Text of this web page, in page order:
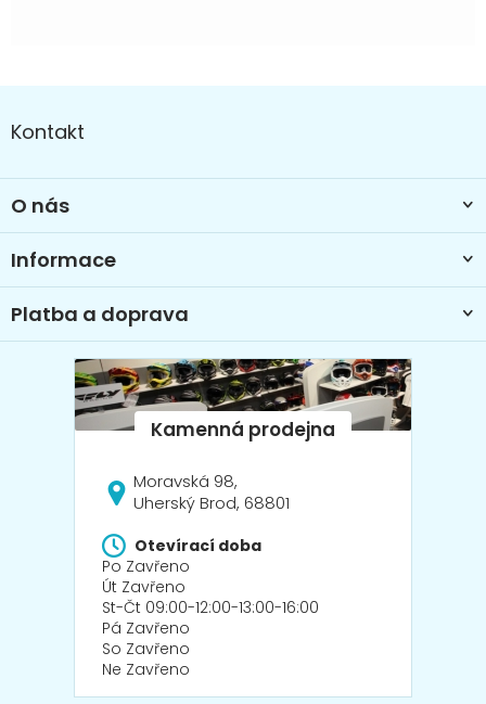
á
pKontakt
O nás
Informace
Platba a doprava
Moravská 98,
Uherský Brod, 68801
Otevírací doba
Po Zavřeno
Út Zavřeno
St-Čt 09:00-12:00-13:00-16:00
Pá Zavřeno
So Zavřeno
Ne Zavřeno